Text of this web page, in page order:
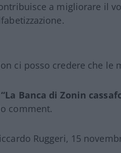
a migliorare il
ci posso credere che le
Banca di Zonin
comment.
Ruggeri, 15